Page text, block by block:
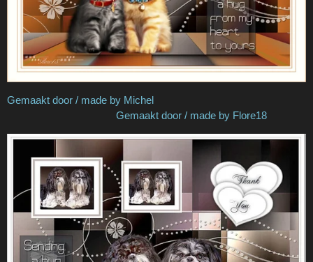
Gemaakt door / made by Michel
Gemaakt door / made by Flore18